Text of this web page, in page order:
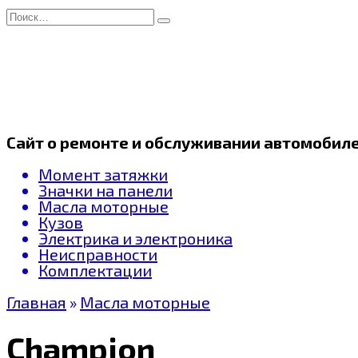
Перейти
к
Search
for:
Сайт о ремонте и обслуживании
Момент затяжки
Значки на панели
Масла моторные
Кузов
Электрика и электроника
Неисправности
Комплектации
Главная » Масла моторные
Champion